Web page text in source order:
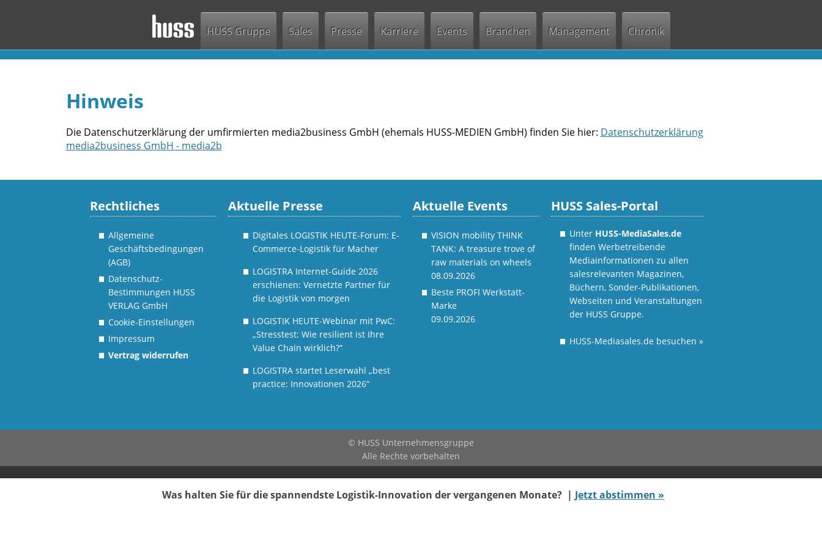
HUSS Gruppe
Sales Presse Karriere Events Branchen Management Chronik
Hinweis
Die Datenschutzerklärung der umfirmierten media2business GmbH (ehemals HUSS-MEDIEN GmbH) finden Sie hier: Datenschutzerklärung
media2business GmbH - media2b
Rechtliches
Allgemeine
Geschäftsbedingungen
(AGB)
Datenschutz-
Bestimmungen HUSS
VERLAG GmbH
Cookie-Einstellungen
Impressum
Vertrag widerrufen
Aktuelle Presse
Digitales LOGISTIK HEUTE-Forum: E-
Commerce-Logistik für Macher
LOGISTRA Internet-Guide 2026
erschienen: Vernetzte Partner für
die Logistik von morgen
LOGISTIK HEUTE-Webinar mit PwC:
„Stresstest: Wie resilient ist Ihre
Value Chain wirklich?“
LOGISTRA startet Leserwahl „best
practice: Innovationen 2026“
Aktuelle Events
VISION mobility THINK
TANK: A treasure trove of
raw materials on wheels
08.09.2026
Beste PROFI Werkstatt-
Marke
09.09.2026
HUSS Sales-Portal
Unter HUSS-MediaSales.de
finden Werbetreibende
Mediainformationen zu allen
salesrelevanten Magazinen,
Büchern, Sonder-Publikationen,
Webseiten und Veranstaltungen
der HUSS Gruppe.
HUSS-Mediasales.de besuchen»
© HUSS Unternehmensgruppe
Alle Rechte vorbehalten
Was halten Sie für die spannendste Logistik-Innovation der vergangenen Monate? | Jetzt abstimmen »